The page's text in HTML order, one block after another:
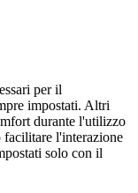
per il
impostati. Altri
durante l'utilizzo
facilitare l'interazione
solo con il